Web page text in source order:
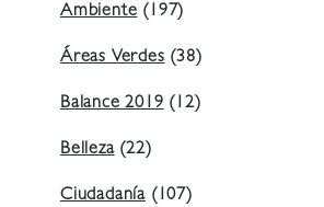
Ambiente(197)
Áreas Verdes(38)
Balance 2019(12)
Belleza(22)
Ciudadanía (107)